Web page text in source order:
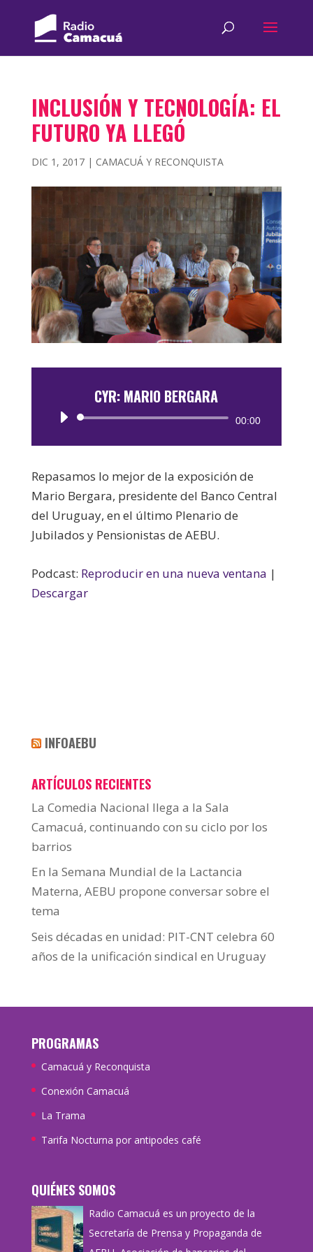
INCLUSIÓN Y TECNOLOGÍA: EL
FUTURO YA LLEGÓ
DIC 1, 2017| CAMACUÁ Y RECONQUISTA
CYR: MARIO BERGARA
Reproductor
00:00
Repasamos lo mejor de la exposición de
Mario Bergara, presidente del Banco Central
del Uruguay, en el último Plenario de
Jubilados y Pensionistas de AEBU.
Podcast: Reproducir en una nueva ventana |
Descargar
INFOAEBU
ARTÍCULOS RECIENTES
La Comedia Nacional llega a la Sala
Camacuá, continuando con su ciclo por los
barrios
En la Semana Mundial de la Lactancia
Materna, AEBU propone conversar sobre el
tema
Seis décadas en unidad: PIT-CNT celebra 60
años de la unificación sindical en Uruguay
PROGRAMAS
Camacuá y Reconquista
Conexión Camacuá
La Trama
Tarifa Nocturna por antipodes café
QUIÉNES SOMOS
Radio Camacuá es un proyecto de la
Secretaría de Prensa y Propaganda de